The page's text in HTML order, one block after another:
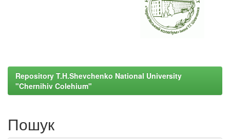
Repository T.H.Shevchenko National University
"Chernihiv Colehium"
Пошук